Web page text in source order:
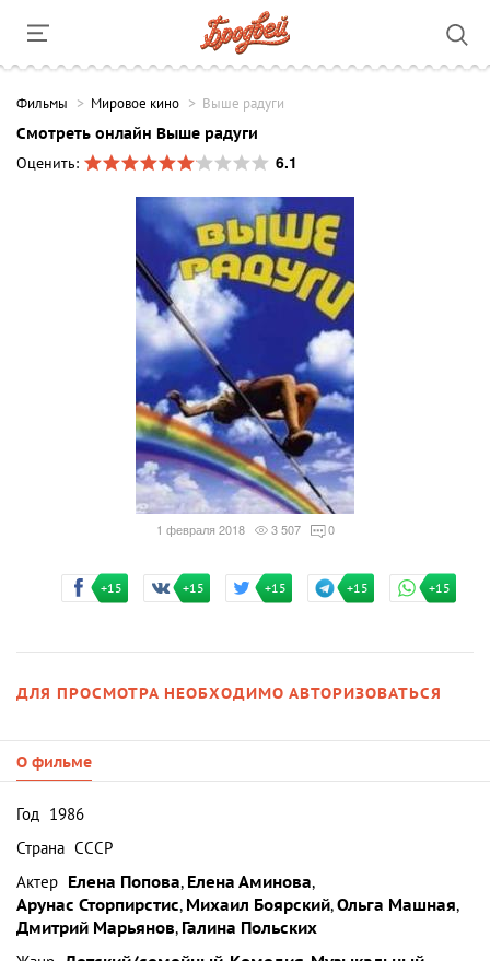
Фильмы Мировое кино Выше радуги
Смотреть онлайн Выше радуги
Оценить:
6.1
1 февраля 2018 3 507 0
+15 +15 +15 +15 +15
ДЛЯ ПРОСМОТРА НЕОБХОДИМО АВТОРИЗОВАТЬСЯ
О фильме
Год 1986
Страна СССР
Актер Елена Попова, Елена Аминова,
Арунас Сторпирстис, Михаил Боярский,Ольга Машная,
Дмитрий Марьянов, Галина Польских